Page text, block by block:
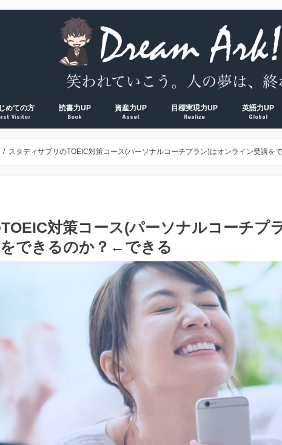
めての方
Visitor
読書力UP
Book
資産力UP
Asset
目標実現力UP
Realize
英語力UP
Global
スタディサプリのTOEIC対策コース(パーソナルコーチプラン)はオンライン受講を
対策コース(パーソナルコーチプ
できるのか？←できる